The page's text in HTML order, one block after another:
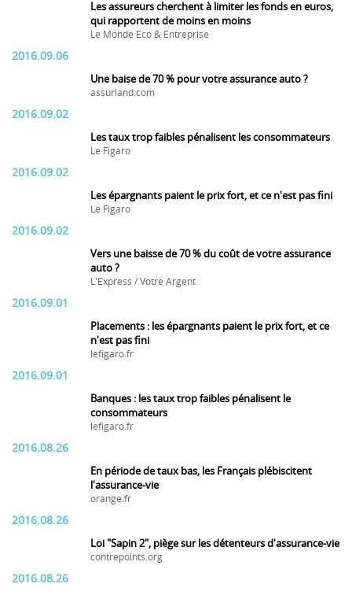
Les assureurs cherchent à limiter les fonds en euros,
qui rapportent de moins en moins
Le Monde Eco & Entreprise
2016.09.06
Une baise de 70 % pour votre assurance auto ?
assurland.com
2016.09.02
Les taux trop faibles pénalisent les consommateurs
Le Figaro
2016.09.02
Les épargnants paient le prix fort, et ce n'est pas fini
Le Figaro
2016.09.02
Vers une baisse de 70 % du coût de votre assurance
auto ?
L'Express / Votre Argent
2016.09.01
Placements : les épargnants paient le prix fort, et ce
n'est pas fini
lefigaro.fr
2016.09.01
Banques : les taux trop faibles pénalisent le
consommateurs
lefigaro.fr
2016.08.26
En période de taux bas, les Français plébiscitent
l'assurance-vie
orange.fr
2016.08.26
Loi "Sapin 2", piège sur les détenteurs d'assurance-vie
contrepoints.org
2016.08.26